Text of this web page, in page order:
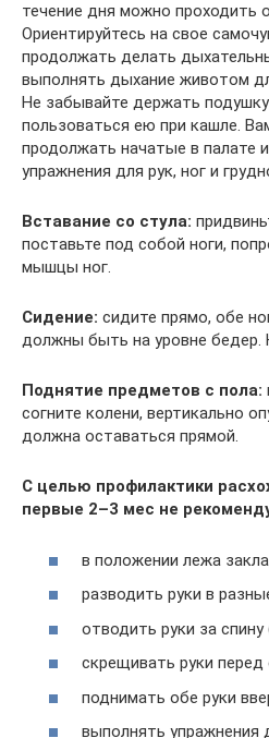
течение дня можно проходить
Ориентируйтесь на свое
продолжать делать
выполнять дыхание животом
Не забывайте держать
пользоваться ею при кашле.
продолжать начатые в палате
упражнения для рук, ног и
Вставание со стула:
поставьте под собой ноги,
мышцы ног.
Сидение: сидите прямо, обе
должны быть на уровне бедер.
Поднятие предметов с пола:
согните колени, вертикально
должна оставаться прямой.
С целью профилактики
первые 2–3 мес не
в положении лежа
разводить руки в
отводить руки за
скрещивать руки перед
поднимать обе руки
выполнять упражнения